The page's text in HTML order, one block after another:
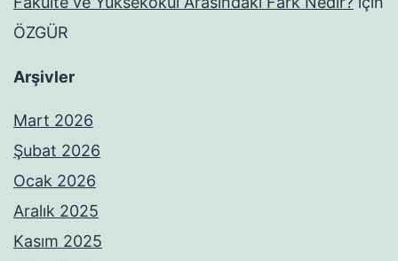
ÖZGÜR
Arşivler
Mart 2026
Şubat 2026
Ocak 2026
Aralık 2025
Kasım 2025